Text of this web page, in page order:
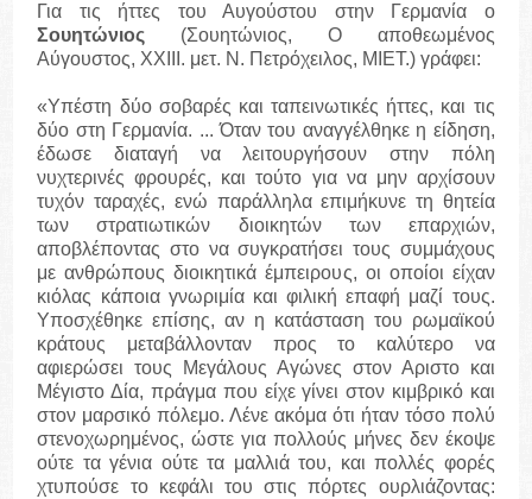
Για τις ήττες του Αυγούστου στην Γερμανία ο
Σουητώνιος (Σουητώνιος, Ο αποθεωμένος
Αύγουστος, XXIII. μετ. Ν. Πετρόχειλος, ΜΙΕΤ.) γράφει:
«Υπέστη δύο σοβαρές και ταπεινωτικές ήττες, και τις
δύο στη Γερμανία. ... Όταν του αναγγέλθηκε η είδηση,
έδωσε διαταγή να λειτουργήσουν στην πόλη
νυχτερινές φρουρές, και τούτο για να μην αρχίσουν
τυχόν ταραχές, ενώ παράλληλα επιμήκυνε τη θητεία
των στρατιωτικών διοικητών των επαρχιών,
αποβλέποντας στο να συγκρατήσει τους συμμάχους
με ανθρώπους διοικητικά έμπειρους, οι οποίοι είχαν
κιόλας κάποια γνωριμία και φιλική επαφή μαζί τους.
Υποσχέθηκε επίσης, αν η κατάσταση του ρωμαϊκού
κράτους μεταβάλλονταν προς το καλύτερο να
αφιερώσει τους Μεγάλους Αγώνες στον Αριστο και
Μέγιστο Δία, πράγμα που είχε γίνει στον κιμβρικό και
στον μαρσικό πόλεμο. Λένε ακόμα ότι ήταν τόσο πολύ
στενοχωρημένος, ώστε για πολλούς μήνες δεν έκοψε
ούτε τα γένια ούτε τα μαλλιά του, και πολλές φορές
χτυπούσε το κεφάλι του στις πόρτες ουρλιάζοντας: